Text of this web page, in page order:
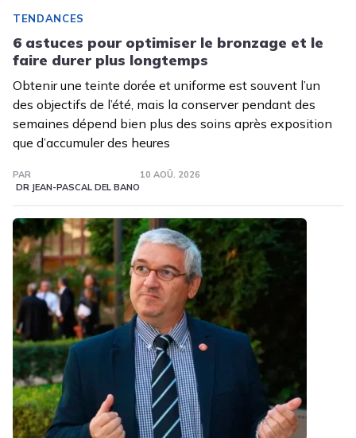
TENDANCES
6 astuces pour optimiser le bronzage et le
faire durer plus longtemps
Obtenir une teinte dorée et uniforme est souvent l’un
des objectifs de l’été, mais la conserver pendant des
semaines dépend bien plus des soins après exposition
que d’accumuler des heures
PAR
DR JEAN-PASCAL DEL BANO
10 AOÛ. 2026